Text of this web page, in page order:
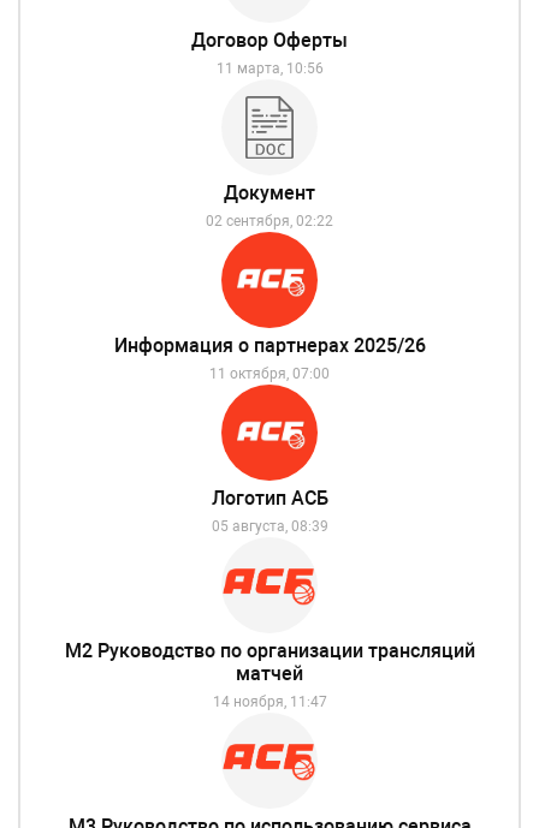
Договор Оферты
11 марта, 10:56
Документ
02 сентября, 02:22
Информация о партнерах 2025/26
11 октября, 07:00
Логотип АСБ
05 августа, 08:39
М2 Руководство по организации трансляций
матчей
14 ноября, 11:47